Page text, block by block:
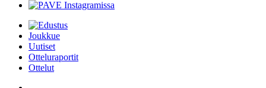
Joukkue
Uutiset
Otteluraportit
Ottelut